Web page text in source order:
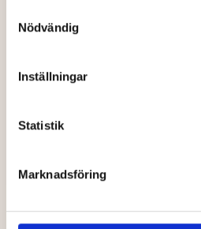
Nödvändig
Inställningar
Statistik
Marknadsföring
Trygga, lyhörda
utan att du förbinder dig
pratar vi om din situation,